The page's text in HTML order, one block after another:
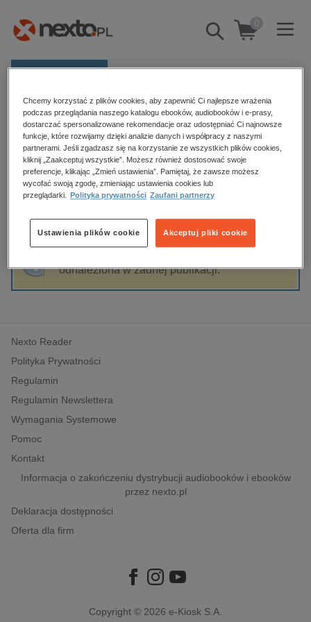
Pokaż/schowaj
wyszukiwarkę
0
Kategorie
Zobacz wszystkie E-prasa
budownictwo, aranżacja wnętrz
biznesowe, branżowe, gospodarka
dzienniki
edukacja
hobby, sport, rozrywka
komputery, internet, technologie, informatyka
polityka, społeczno-informacyjne
psychologiczne
inne
popularno-naukowe
historia
Strona główna Kate Armstrong
Kate Armstrong
Sortowanie Filtrowanie
odnaleziona w żadnej publikacji.
Nexto Reader
Polityka Prywatności
Regulamin
Regulamin Newslettera
Wymagania Systemowe
Pomoc
Kontakt
Informacja o zakończeniu dystrybucji audiobooków i ebooków
przez nexto.pl
Deklaracja dostępności
Oferta dla firm
Copyright © 2026 e-Kiosk S.A.
Chcemy korzystać z plików cookies, aby zapewnić Ci najlepsze wrażenia
podczas przeglądania naszego katalogu ebooków, audiobooków i e-prasy,
dostarczać spersonalizowane rekomendacje oraz udostępniać Ci najnowsze
funkcje, które rozwijamy dzięki analizie danych i współpracy z naszymi
partnerami. Jeśli zgadzasz się na korzystanie ze wszystkich plików cookies,
kliknij „Zaakceptuj wszystkie”. Możesz również dostosować swoje
preferencje, klikając „Zmień ustawienia”. Pamiętaj, że zawsze możesz
wycofać swoją zgodę, zmieniając ustawienia cookies lub
przeglądarki.
Polityka prywatności Zaufani partnerzy
Akceptuj pliki cookie
Ustawienia plików cookie